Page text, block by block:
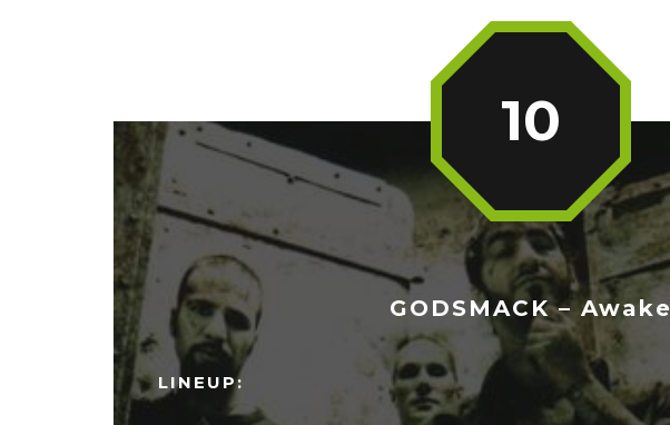
GODSMACK – Awake
LINEUP:
10